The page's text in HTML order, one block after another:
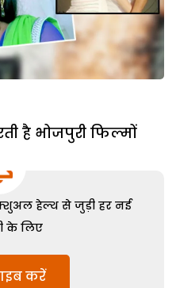
है भोजपुरी फिल्मों
हेल्थ से जुड़ी हर नई
के लिए
करें